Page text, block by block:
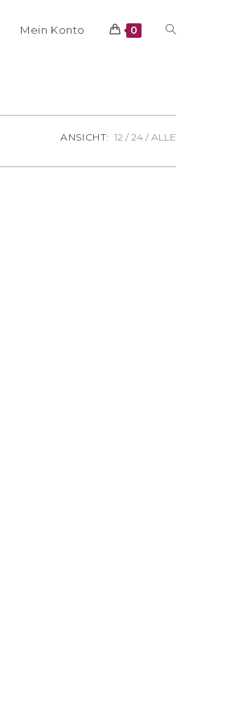
Mein Konto 0
ANSICHT: 12 24 ALLE